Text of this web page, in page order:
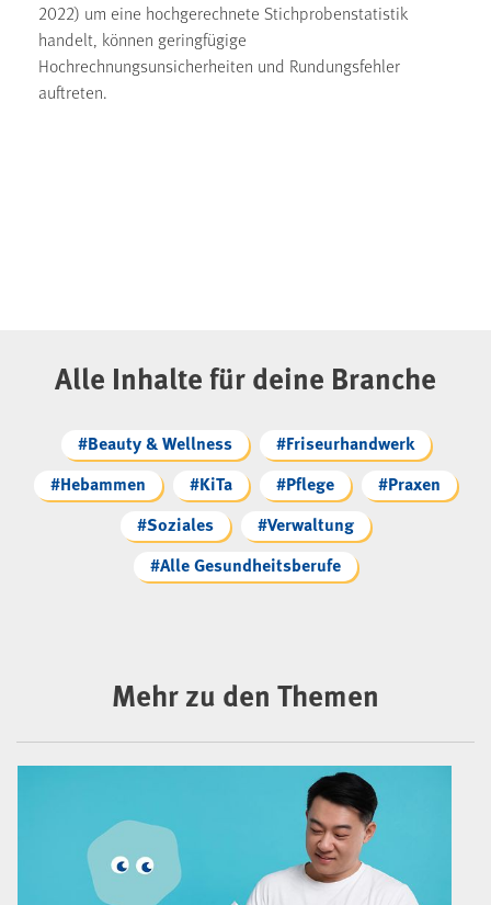
2022) um eine hochgerechnete Stichprobenstatistik
handelt, können geringfügige
Hochrechnungsunsicherheiten und Rundungsfehler
auftreten.
Alle Inhalte für deine Branche
#Beauty & Wellness
#Friseurhandwerk
#Hebammen
#KiTa #Pflege
#Praxen
#Soziales
#Verwaltung
#Alle Gesundheitsberufe
Mehr zu den Themen